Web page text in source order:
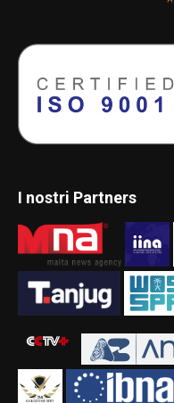
I nostri Partners